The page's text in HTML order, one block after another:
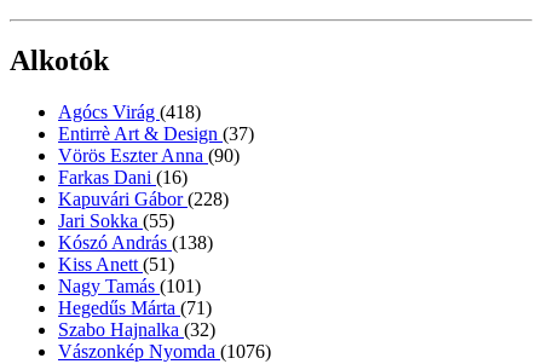
Alkotók
Agócs Virág (418)
Entirrè Art & Design (37)
Vörös Eszter Anna (90)
Farkas Dani (16)
Kapuvári Gábor(228)
Jari Sokka (55)
Kószó András (138)
Kiss Anett (51)
Nagy Tamás (101)
Hegedűs Márta (71)
Szabo Hajnalka (32)
Vászonkép Nyomda (1076)